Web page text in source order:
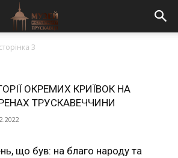
сторінка 3
ОКРЕМИХ КРИЇВОК НА
ТРУСКАВЕЧЧИНИ
що був: на благо народу та